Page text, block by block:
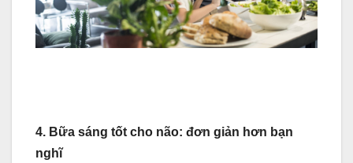
4. Bữa sáng tốt cho não: đơn giản hơn bạn
nghĩ